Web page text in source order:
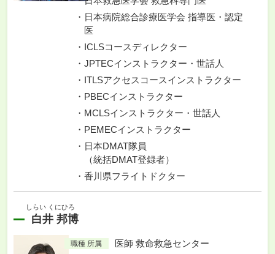
日本病院総合診療医学会 指導医・認定
医
ICLSコースディレクター
JPTECインストラクター・世話人
ITLSアクセスコースインストラクター
PBECインストラクター
MCLSインストラクター・世話人
PEMECインストラクター
日本DMAT隊員
（統括DMAT登録者）
香川県フライトドクター
しらい くにひろ
白井 邦博
職種 所属 医師 救命救急センター